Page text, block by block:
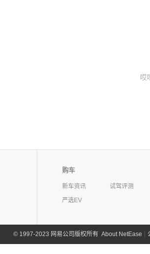
哎
购车
新车资讯
试驾评测
严选EV
©1997-2023 网易公司版权所有 About NetEase